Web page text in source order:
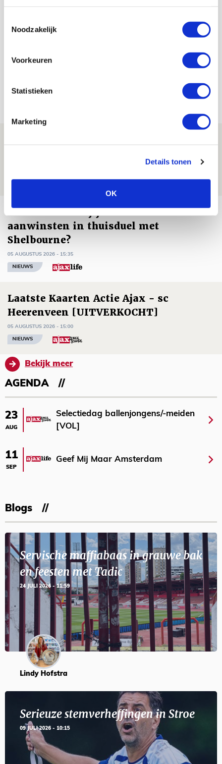
Noodzakelijk
Voorkeuren
Statistieken
Marketing
Details tonen
OK
NIEUWS
Míchels elf: zie jij al rol voor
aanwinsten in thuisduel met
Shelbourne?
05 AUGUSTUS 2026 - 15:35
NIEUWS
Laatste Kaarten Actie Ajax - sc
Heerenveen [UITVERKOCHT]
05 AUGUSTUS 2026 - 15:00
NIEUWS
Bekijk meer
AGENDA
23
AUG
Selectiedag ballenjongens/-meiden
[VOL]
11
SEP
Geef Mij Maar Amsterdam
Blogs
Servische maffiabaas in grauwe bak
en feesten met Tadic
24 JULI 2026 - 11:59
Lindy Hofstra
Serieuze stemverheffingen in Stroe
09 JULI 2026 - 10:15